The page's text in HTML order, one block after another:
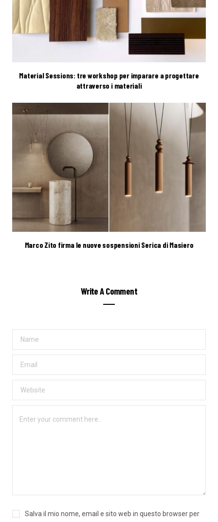
Material Sessions: tre workshop per imparare a progettare
attraverso i materiali
Marco Zito firma le nuove sospensioni Serica di Masiero
Write A Comment
Salva il mio nome, email e sito web in questo browser per